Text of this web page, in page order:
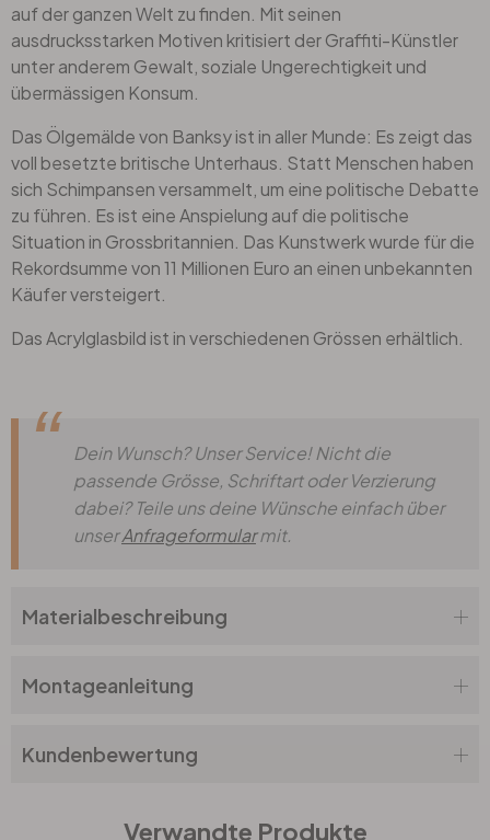
auf der ganzen Welt zu finden. Mit seinen
ausdrucksstarken Motiven kritisiert der Graffiti-Künstler
unter anderem Gewalt, soziale Ungerechtigkeit und
übermässigen Konsum.
Das Ölgemälde von Banksy ist in aller Munde: Es zeigt das
voll besetzte britische Unterhaus. Statt Menschen haben
sich Schimpansen versammelt, um eine politische Debatte
zu führen. Es ist eine Anspielung auf die politische
Situation in Grossbritannien. Das Kunstwerk wurde für die
Rekordsumme von 11 Millionen Euro an einen unbekannten
Käufer versteigert.
Das Acrylglasbild ist in verschiedenen Grössen erhältlich.
Dein Wunsch? Unser Service! Nicht die
passende Grösse, Schriftart oder Verzierung
dabei? Teile uns deine Wünsche einfach über
unserAnfrageformularmit.
Materialbeschreibung
Montageanleitung
Kundenbewertung
Verwandte Produkte